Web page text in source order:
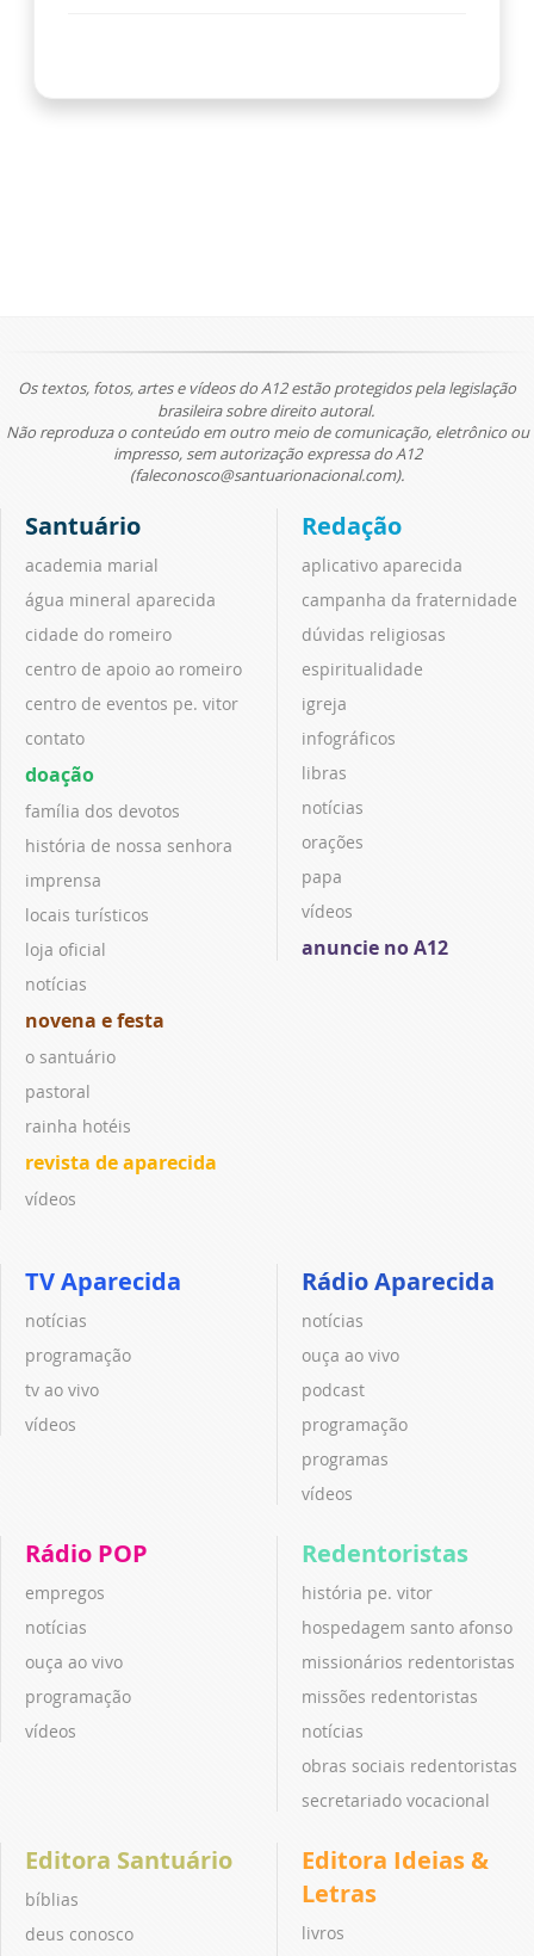
Os textos, fotos, artes e vídeos do A12 estão protegidos pela legislação
brasileira sobre direito autoral.
Não reproduza o conteúdo em outro meio de comunicação, eletrônico ou
impresso, sem autorização expressa do A12
(faleconosco@santuarionacional.com).
Santuário
academia marial
água mineral aparecida
cidade do romeiro
centro de apoio ao romeiro
centro de eventos pe. vitor
contato
doação
família dos devotos
história de nossa senhora
imprensa
locais turísticos
loja oficial
notícias
novena e festa
o santuário
pastoral
rainha hotéis
revista de aparecida
vídeos
Redação
aplicativo aparecida
campanha da fraternidade
dúvidas religiosas
espiritualidade
igreja
infográficos
libras
notícias
orações
papa
vídeos
anuncie no A12
TV Aparecida
notícias
programação
tv ao vivo
vídeos
Rádio Aparecida
notícias
ouça ao vivo
podcast
programação
programas
vídeos
Rádio POP
empregos
notícias
ouça ao vivo
programação
vídeos
Redentoristas
história pe. vitor
hospedagem santo afonso
missionários redentoristas
missões redentoristas
notícias
obras sociais redentoristas
secretariado vocacional
Editora Santuário
bíblias
deus conosco
Editora Ideias &
Letras
livros